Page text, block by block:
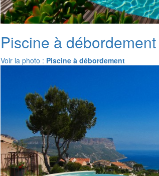
Piscine à débordement
Voir la photo : Piscine à débordement